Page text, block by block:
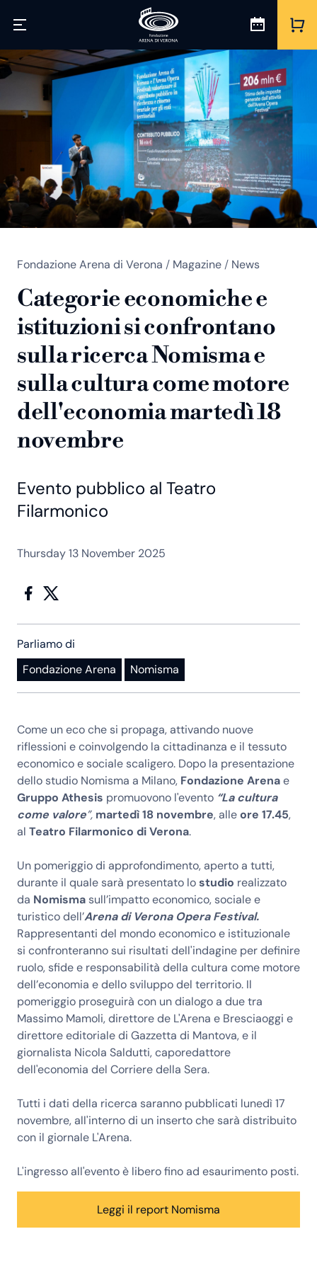
Fondazione Arena di Verona / Magazine / News
Categorie economiche e
istituzioni si confrontano
sulla ricerca Nomisma e
sulla cultura come motore
dell'economia martedì 18
novembre
Evento pubblico al Teatro
Filarmonico
Thursday 13 November 2025
Parliamo di
Fondazione Arena
Nomisma
Come un eco che si propaga, attivando nuove
riflessioni e coinvolgendo la cittadinanza e il tessuto
economico e sociale scaligero. Dopo la presentazione
dello studio Nomisma a Milano, Fondazione Arenae
Gruppo Athesis promuovono l'evento “La cultura
come valore”, martedì 18 novembre, alleore 17.45,
al Teatro Filarmonico di Verona.
Un pomeriggio di approfondimento, aperto a tutti,
durante il quale sarà presentato lostudio realizzato
da Nomisma sull’impatto economico, sociale e
turistico dell’Arena di Verona Opera Festival.
Rappresentanti del mondo economico e istituzionale
si confronteranno sui risultati dell'indagine per definire
ruolo, sfide e responsabilità della cultura come motore
dell’economia e dello sviluppo del territorio. Il
pomeriggio proseguirà con un dialogo a due tra
Massimo Mamoli, direttore de L'Arena e Bresciaoggi e
direttore editoriale di Gazzetta di Mantova, e il
giornalista Nicola Saldutti, caporedattore
dell'economia del Corriere della Sera.
Tutti i dati della ricerca saranno pubblicati lunedì 17
novembre, all'interno di un inserto che sarà distribuito
con il giornale L'Arena.
L'ingresso all'evento è libero fino ad esaurimento posti.
Leggi il report Nomisma